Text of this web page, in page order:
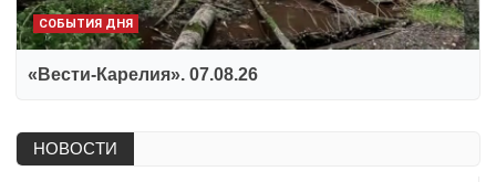
СОБЫТИЯ ДНЯ
«Вести-Карелия». 07.08.26
НОВОСТИ